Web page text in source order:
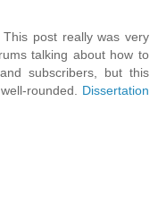
post really was very
talking about how to
subscribers, but this
rounded. Dissertation